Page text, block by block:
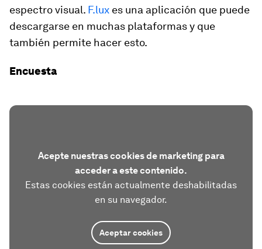
espectro visual. F.lux es una aplicación que puede
descargarse en muchas plataformas y que
también permite hacer esto.
Encuesta
Acepte nuestras cookies de marketing para
acceder a este contenido.
Estas cookies están actualmente deshabilitadas
en su navegador.
Aceptar cookies